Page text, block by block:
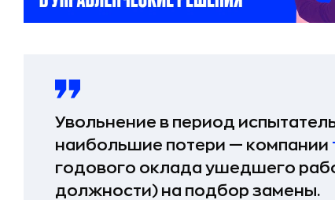
Увольнение в период
наибольшие потери — компании
годового оклада ушедшего
должности) на подбор замены.